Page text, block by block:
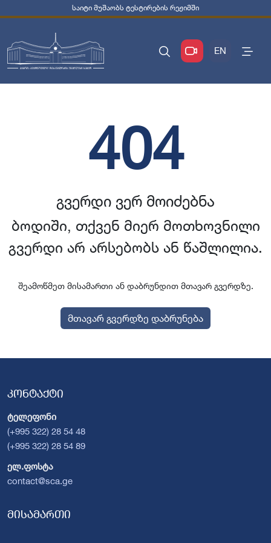
საიტი მუშაობს ტესტირების რეჟიმში
EN
404
გვერდი ვერ მოიძებნა
ბოდიში, თქვენ მიერ მოთხოვნილი
გვერდი არ არსებობს ან წაშლილია.
შეამოწმეთ მისამართი ან დაბრუნდით მთავარ გვერდზე.
მთავარ გვერდზე დაბრუნება
კონტაქტი
ტელეფონი
(+995 322) 28 54 48
(+995 322) 28 54 89
ელ.ფოსტა
contact@sca.ge
მისამართი